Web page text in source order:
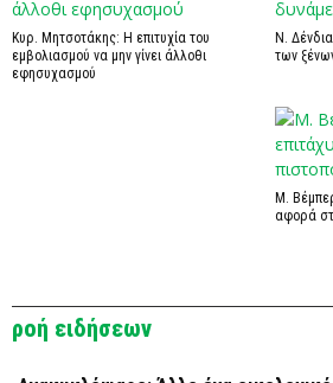
Κυρ. Μητσοτάκης: Η επιτυχία του
εμβολιασμού να μην γίνει άλλοθι
εφησυχασμού
Ν.
των
Μ.
αφορά
ροή ειδήσεων